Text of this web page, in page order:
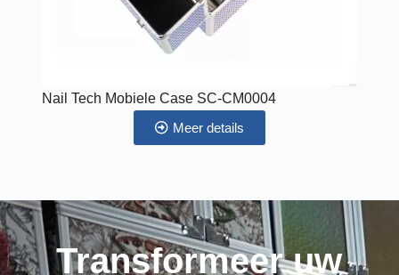
Nail Tech Mobiele Case SC-CM0004
Meer details
Transformeer uw